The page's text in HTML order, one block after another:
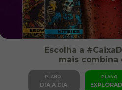
Escolha a
mais combina
PLANO
DIA A DIA
PLANO